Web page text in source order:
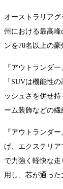
オーストラリア
州における最高
ンを70名以上の
『アウトランダ
「SUVは機能性
ッシュさを併せ
ーム装飾などの
『アウトランダ
げ、エクステリ
で力強く軽快な
用し、芯が通っ